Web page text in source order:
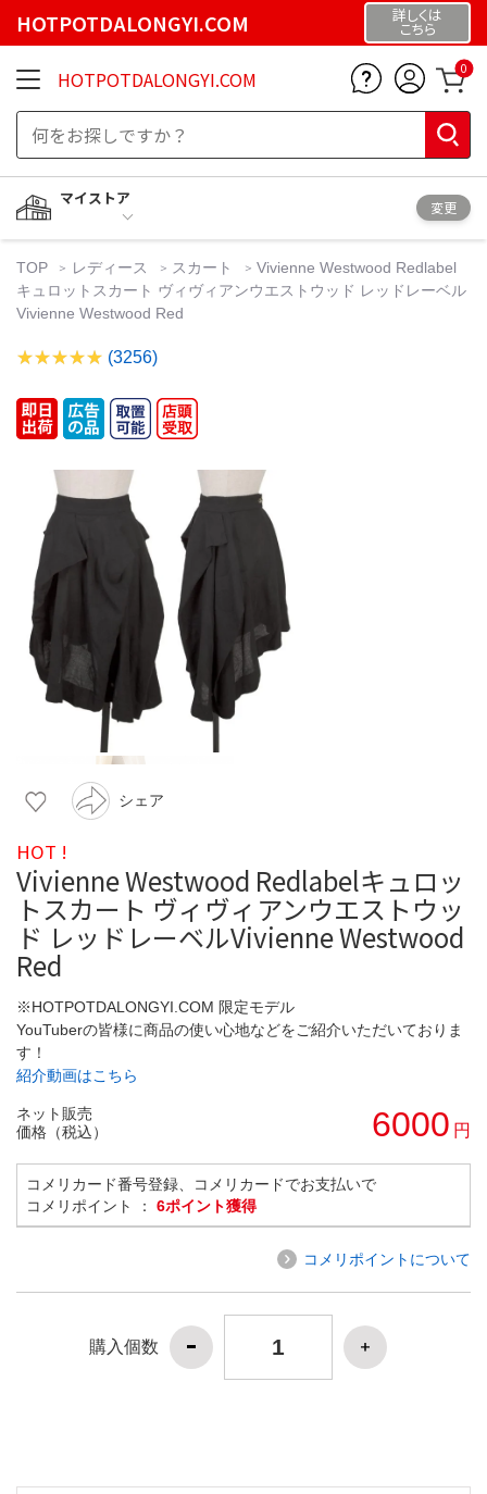
HOTPOTDALONGYI.COM 詳しくは
こちら
HOTPOTDALONGYI.COM 0
マイストア
変更
TOP レディース スカート
Vivienne Westwood Redlabel
キュロットスカート ヴィヴィアンウエストウッド レッドレーベル
Vivienne Westwood Red
(3256)
シェア
HOT !
Vivienne Westwood Redlabelキュロッ
トスカート ヴィヴィアンウエストウッ
ド レッドレーベルVivienne Westwood
Red
※HOTPOTDALONGYI.COM 限定モデル
YouTuberの皆様に商品の使い心地などをご紹介いただいておりま
す！
紹介動画はこちら
ネット販売
価格（税込）
6000 円
コメリカード番号登録、コメリカードでお支払いで
コメリポイント ： 6ポイント獲得
コメリポイントについて
購入個数